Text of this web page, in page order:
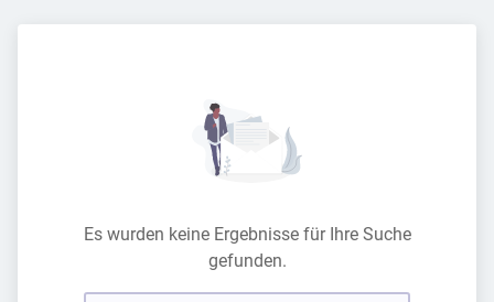
Es wurden keine Ergebnisse für Ihre Suche
gefunden.